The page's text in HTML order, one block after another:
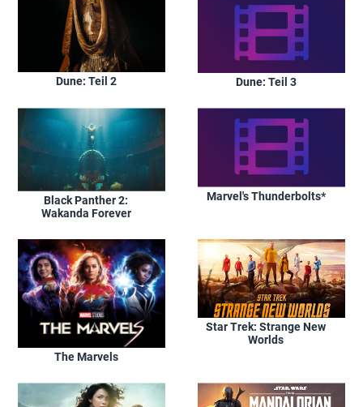
Dune: Teil 2 Dune: Teil 3
Black Panther 2:
Wakanda Forever
Marvel's Thunderbolts*
The Marvels
Star Trek: Strange New
Worlds